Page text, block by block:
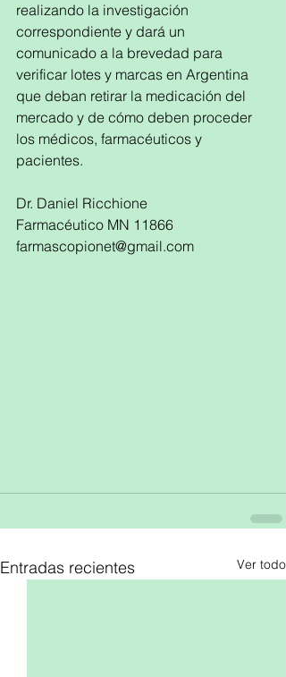
realizando la investigación
correspondiente y dará un
comunicado a la brevedad para
verificar lotes y marcas en Argentina
que deban retirar la medicación del
mercado y de cómo deben proceder
los médicos, farmacéuticos y
pacientes.
Dr. Daniel Ricchione
Farmacéutico MN 11866
farmascopionet@gmail.com
Entradas recientes Ver todo